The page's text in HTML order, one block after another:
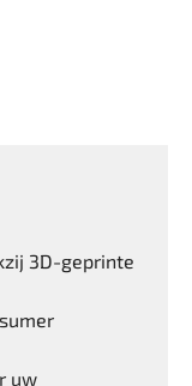
3D-geprinte
uw